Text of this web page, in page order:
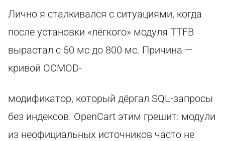
Лично я сталкивался с ситуациями, когда
после установки «лёгкого» модуля TTFB
вырастал с 50 мс до 800 мс. Причина —
кривой OCMOD-
модификатор, который дёргал SQL-запросы
без индексов. OpenCart этим грешит: модули
из неофициальных источников часто не